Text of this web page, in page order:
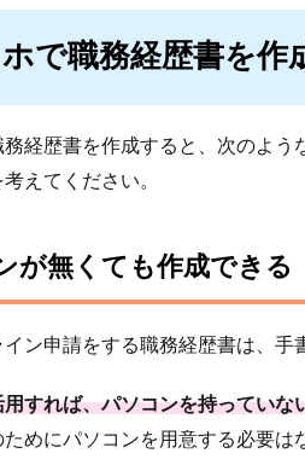
で職務経歴書を作
務経歴書を作成すると、次のよ
えてください。
が無くても作成できる
ン申請をする職務経歴書は、手
すれば、パソコンを持ってい
めにパソコンを用意する必要は